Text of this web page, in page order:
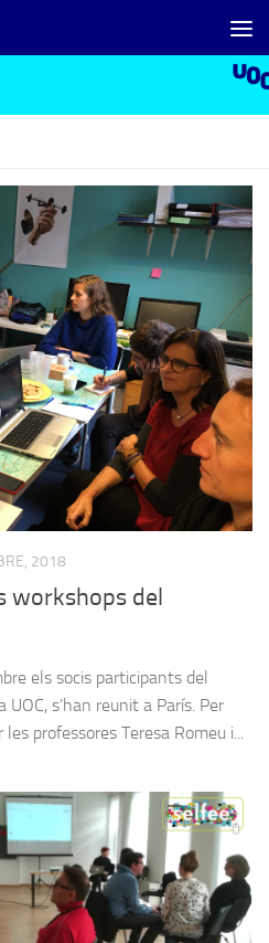
2018
workshops del
els socis participants del
s’han reunit a París. Per
professores Teresa Romeu i...